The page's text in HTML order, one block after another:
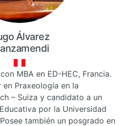
Álvarez
MBA en ED-HEC, Francia.
Praxeología en la
– Suiza y candidato a un
por la Universidad
también un posgrado en